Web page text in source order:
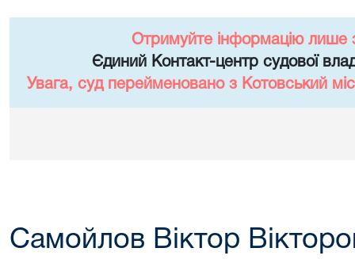
Отримуйте інформацію лише
Єдиний Контакт-центр судової
Увага, суд перейменовано з Котовський
Самойлов Віктор